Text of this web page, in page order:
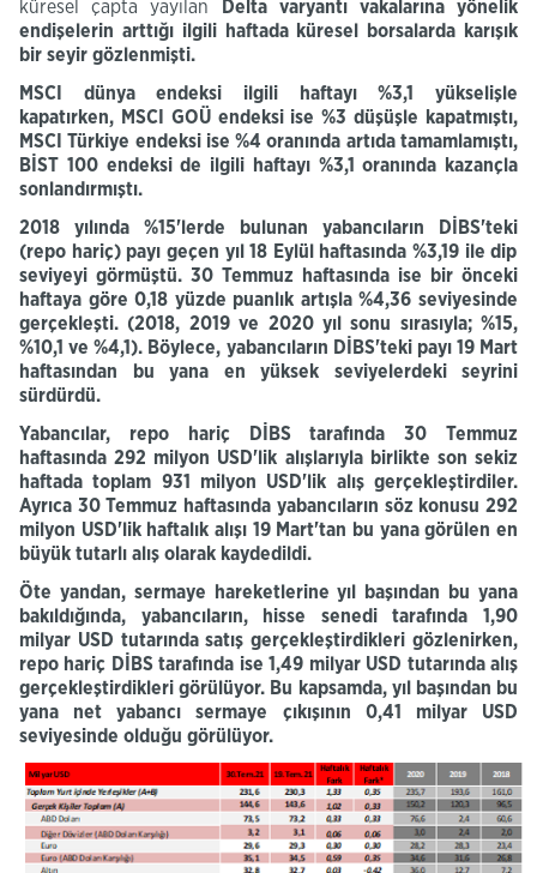
küresel çapta yayılan
Delta varyantı vakalarına yönelik
endişelerin arttığı ilgili haftada küresel borsalarda karışık
bir seyir gözlenmişti.
MSCI dünya endeksi ilgili haftayı %3,1 yükselişle
kapatırken, MSCI GOÜ endeksi ise %3 düşüşle kapatmıştı,
MSCI Türkiye endeksi ise %4 oranında artıda tamamlamıştı,
BİST 100 endeksi de ilgili haftayı %3,1 oranında kazançla
sonlandırmıştı.
2018 yılında %15'lerde bulunan yabancıların
DİBS'teki
(repo hariç) payı geçen yıl 18 Eylül haftasında %3,19 ile dip
seviyeyi görmüştü. 30 Temmuz
haftasında ise bir önceki
haftaya göre0,18 yüzde puanlık artışla %4,36seviyesinde
gerçekleşti. (2018, 2019 ve 2020 yıl sonu sırasıyla; %15,
%10,1 ve %4,1). Böylece, yabancıların DİBS'teki payı 19 Mart
haftasından bu yana en yüksek seviyelerdeki seyrini
sürdürdü.
Yabancılar, repo hariç DİBStarafında 30 Temmuz
haftasında 292 milyon USD'lik alışlarıyla birlikte son sekiz
haftada toplam 931 milyon USD'lik alışgerçekleştirdiler.
Ayrıca 30 Temmuz haftasında yabancıların söz konusu 292
milyon USD'lik haftalık alışı 19 Mart'tan bu yana görülen en
büyük tutarlı alış olarak kaydedildi.
Öte yandan, sermaye hareketlerine yıl başından bu yana
bakıldığında, yabancıların, hisse senedi tarafında 1,90
milyar USD tutarında satış gerçekleştirdikleri gözlenirken,
repo hariç DİBS tarafında ise 1,49 milyar USD tutarında alış
gerçekleştirdikleri görülüyor. Bu kapsamda, yıl başından bu
yana net yabancı sermaye çıkışının 0,41 milyar USD
seviyesinde olduğu görülüyor.